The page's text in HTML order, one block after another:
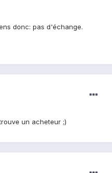
donc: pas d'échange.
un acheteur ;)